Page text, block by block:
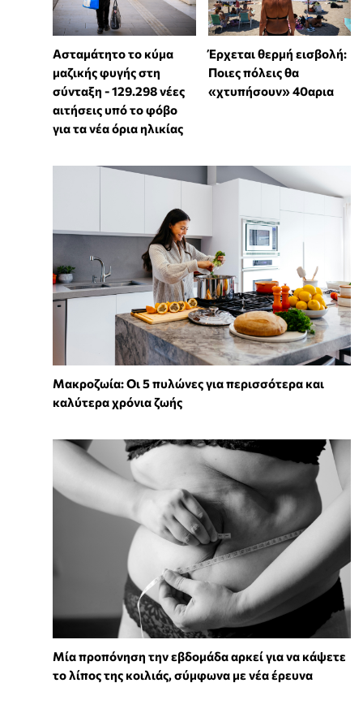
Ασταμάτητο το κύμα
μαζικής φυγής στη
σύνταξη - 129.298 νέες
αιτήσεις υπό το φόβο
για τα νέα όρια ηλικίας
Έρχεται θερμή εισβολή:
Ποιες πόλεις θα
«χτυπήσουν» 40αρια
Mακροζωία: Οι 5 πυλώνες για περισσότερα και
καλύτερα χρόνια ζωής
Μία προπόνηση την εβδομάδα αρκεί για να κάψετε
το λίπος της κοιλιάς, σύμφωνα με νέα έρευνα